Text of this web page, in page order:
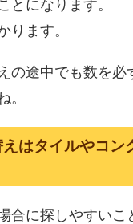
とになります。
ります。
の途中でも数を必
。
えはタイルやコン
合に探しやすいこ